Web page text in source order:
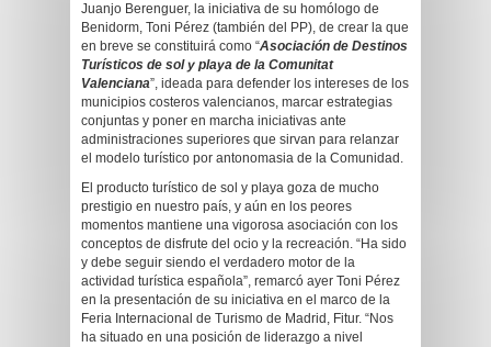
Juanjo Berenguer, la iniciativa de su homólogo de
Benidorm, Toni Pérez (también del PP), de crear la que
en breve se constituirá como “Asociación de Destinos
Turísticos de sol y playa de la Comunitat
Valenciana”, ideada para defender los intereses de los
municipios costeros valencianos, marcar estrategias
conjuntas y poner en marcha iniciativas ante
administraciones superiores que sirvan para relanzar
el modelo turístico por antonomasia de la Comunidad.
El producto turístico de sol y playa goza de mucho
prestigio en nuestro país, y aún en los peores
momentos mantiene una vigorosa asociación con los
conceptos de disfrute del ocio y la recreación. “Ha sido
y debe seguir siendo el verdadero motor de la
actividad turística española”, remarcó ayer Toni Pérez
en la presentación de su iniciativa en el marco de la
Feria Internacional de Turismo de Madrid, Fitur. “Nos
ha situado en una posición de liderazgo a nivel